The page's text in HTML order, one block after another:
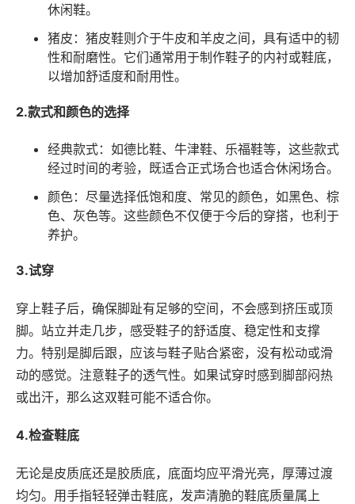
休闲鞋。
猪皮：猪皮鞋则介于牛皮和羊皮之间，具有适中的韧
性和耐磨性。它们通常用于制作鞋子的内衬或鞋底，
以增加舒适度和耐用性。
2.款式和颜色的选择
经典款式：如德比鞋、牛津鞋、乐福鞋等，这些款式
经过时间的考验，既适合正式场合也适合休闲场合。
颜色：尽量选择低饱和度、常见的颜色，如黑色、棕
色、灰色等。这些颜色不仅便于今后的穿搭，也利于
养护。
3.试穿
穿上鞋子后，确保脚趾有足够的空间，不会感到挤压或顶
脚。站立并走几步，感受鞋子的舒适度、稳定性和支撑
力。特别是脚后跟，应该与鞋子贴合紧密，没有松动或滑
动的感觉。注意鞋子的透气性。如果试穿时感到脚部闷热
或出汗，那么这双鞋可能不适合你。
4.检查鞋底
无论是皮质底还是胶质底，底面均应平滑光亮，厚薄过渡
均匀。用手指轻轻弹击鞋底，发声清脆的鞋底质量属上